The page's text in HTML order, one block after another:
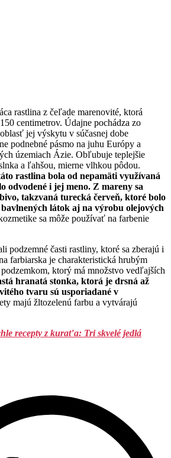
rastlina z čeľade marenovité, ktorá
centimetrov. Údajne pochádza zo
jej výskytu v súčasnej dobe
podnebné pásmo na juhu Európy a
územiach Ázie. Obľubuje teplejšie
a ľahšou, mierne vlhkou pôdou.
rastlina bola od nepamäti využívaná
odvodené i jej meno. Z mareny sa
takzvaná turecká červeň, ktoré bolo
látok aj na výrobu olejových
sa môže používať na farbenie
podzemné časti rastliny, ktoré sa zberajú i
farbiarska je charakteristická hrubým
ktorý má množstvo vedľajších
hranatá stonka, ktorá je drsná až
tvaru sú usporiadané v
majú žltozelenú farbu a vytvárajú
recepty z kuraťa: Tri skvelé jedlá